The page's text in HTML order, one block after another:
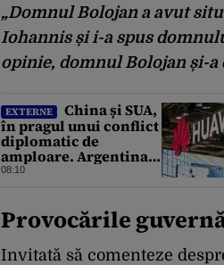
„Domnul Bolojan a avut
Iohannis și i-a spus
opinie, domnul Bolojan și-a
EXTERNE
China și SUA,
în pragul unui conflict
diplomatic de
amploare. Argentina a
căzut la mijloc în
08:10
Provocările
Invitată să comenteze